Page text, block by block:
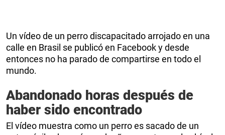
Un vídeo de un perro discapacitado arrojado en una
calle en Brasil se publicó en Facebook y desde
entonces no ha parado de compartirse en todo el
mundo.
Abandonado horas después de
haber sido encontrado
El vídeo muestra como un perro es sacado de un